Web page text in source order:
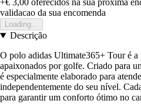
+€ 3,00 oferecidos na sua proxima
validacao da sua encomenda
Loading...
Descrição
O polo adidas Ultimate365+ Tour é a
apaixonados por golfe. Criado para
é especialmente elaborado para
independentemente do seu nível.
para garantir um conforto ótimo no